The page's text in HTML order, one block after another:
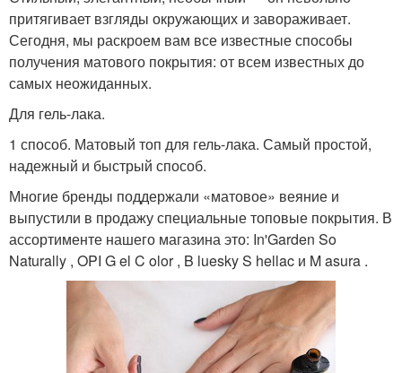
притягивает взгляды окружающих и завораживает.
Сегодня, мы раскроем вам все известные способы
получения матового покрытия: от всем известных до
самых неожиданных.
Для гель-лака.
1 способ. Матовый топ для гель-лака. Самый простой,
надежный и быстрый способ.
Многие бренды поддержали «матовое» веяние и
выпустили в продажу специальные топовые покрытия. В
ассортименте нашего магазина это: In'Garden So
Naturally , OPI G el C olor , B luesky S hellac и M asura .